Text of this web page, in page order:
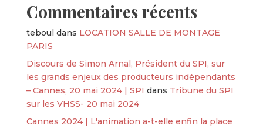
Commentaires récents
teboul dans LOCATION SALLE DE MONTAGE
PARIS
Discours de Simon Arnal, Président du SPI, sur
les grands enjeux des producteurs indépendants
– Cannes, 20 mai 2024 | SPI dans Tribune du SPI
sur les VHSS- 20 mai 2024
Cannes 2024 | L'animation a-t-elle enfin la place